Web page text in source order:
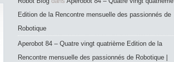
Edition de la Rencontre mensuelle des passionnés de
Robotique
Aperobot 84 – Quatre vingt quatrième Edition de la
Rencontre mensuelle des passionnés de Robotique |